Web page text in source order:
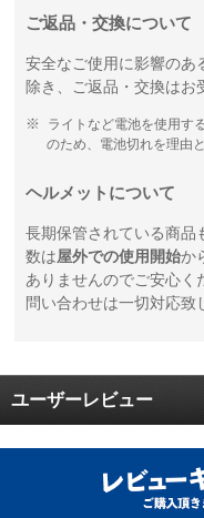
ご返品・交換について
安全なご使用に影響のあ
除き、ご返品・交換はお
ライトなど電池を使用す
のため、電池切れを理由
ヘルメットについて
長期保管されている商品
数は屋外での使用開始か
ありませんのでご安心く
問い合わせは一切対応致
ユーザーレビュー